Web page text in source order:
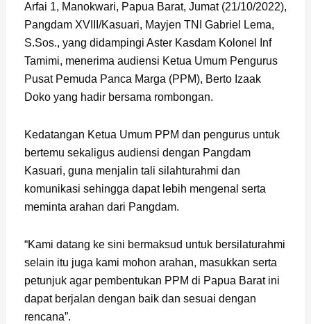
Arfai 1, Manokwari, Papua Barat, Jumat (21/10/2022),
Pangdam XVIII/Kasuari, Mayjen TNI Gabriel Lema,
S.Sos., yang didampingi Aster Kasdam Kolonel Inf
Tamimi, menerima audiensi Ketua Umum Pengurus
Pusat Pemuda Panca Marga (PPM), Berto Izaak
Doko yang hadir bersama rombongan.
Kedatangan Ketua Umum PPM dan pengurus untuk
bertemu sekaligus audiensi dengan Pangdam
Kasuari, guna menjalin tali silahturahmi dan
komunikasi sehingga dapat lebih mengenal serta
meminta arahan dari Pangdam.
“Kami datang ke sini bermaksud untuk bersilaturahmi
selain itu juga kami mohon arahan, masukkan serta
petunjuk agar pembentukan PPM di Papua Barat ini
dapat berjalan dengan baik dan sesuai dengan
rencana”.